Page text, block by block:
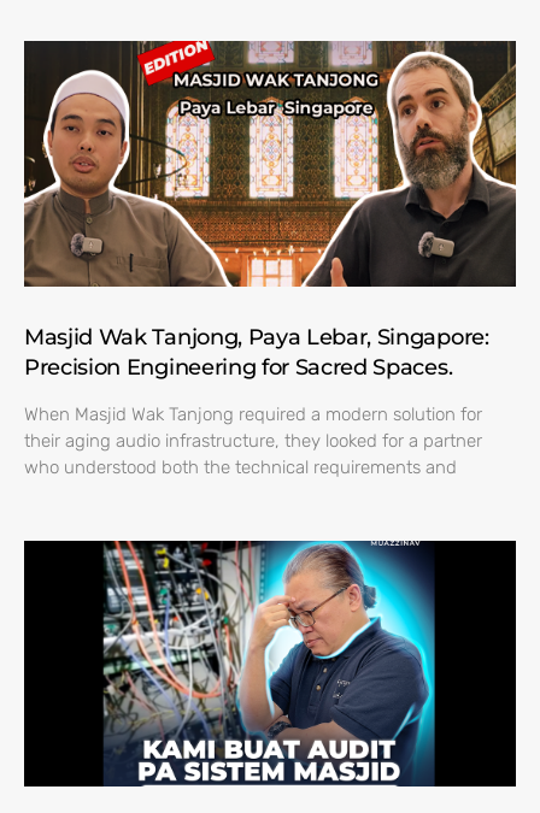
Masjid Wak Tanjong, Paya Lebar, Singapore:
Precision Engineering for Sacred Spaces.
When Masjid Wak Tanjong required a modern solution for
their aging audio infrastructure, they looked for a partner
who understood both the technical requirements and